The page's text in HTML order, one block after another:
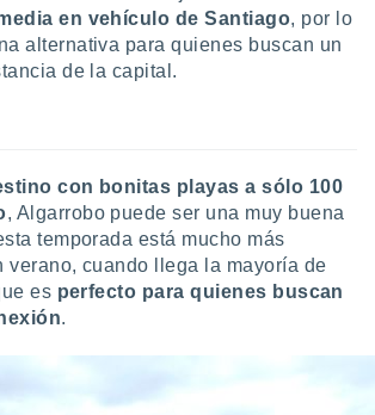
en vehículo de Santiago, por lo
alternativa para quienes buscan un
de la capital.
con bonitas playas a sólo 100
, Algarrobo puede ser una muy buena
temporada está mucho más
verano, cuando llega la mayoría de
es perfecto para quienes buscan
.